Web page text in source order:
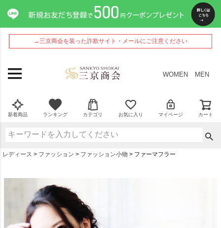
→三京商会を装った詐欺サイト・メールにご注意ください
WOMEN MEN
新着商品 ランキング カテゴリ お気に入り マイページ カート
レディース ファッション ファッション小物 ファーマフラー